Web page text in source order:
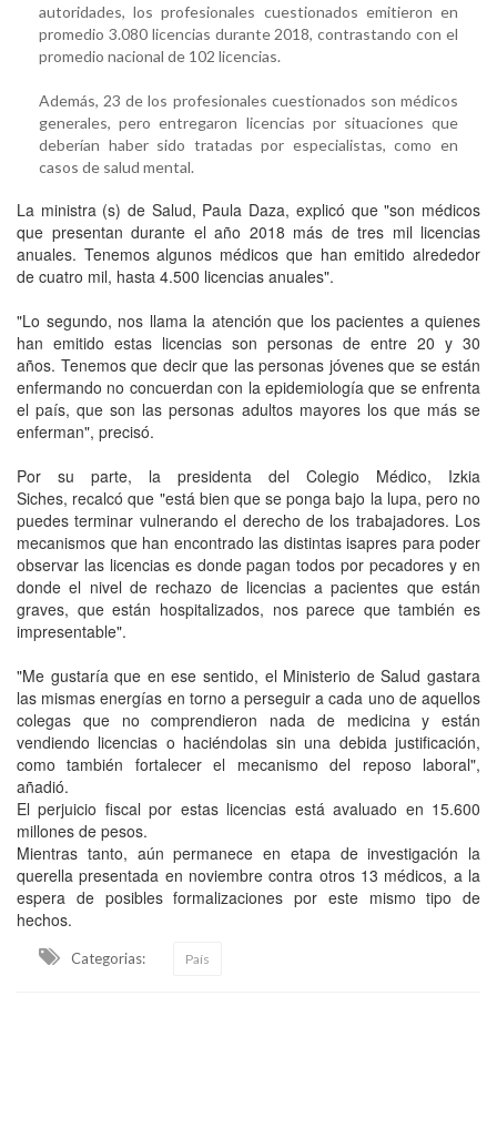
autoridades, los profesionales cuestionados emitieron en
promedio 3.080 licencias durante 2018, contrastando con el
promedio nacional de 102 licencias.
Además, 23 de los profesionales cuestionados son médicos
generales, pero entregaron licencias por situaciones que
deberían haber sido tratadas por especialistas, como en
casos de salud mental.
La ministra (s) de Salud, Paula Daza, explicó que "son médicos
que presentan durante el año 2018 más de tres mil licencias
anuales. Tenemos algunos médicos que han emitido alrededor
de cuatro mil, hasta 4.500 licencias anuales".
"Lo segundo, nos llama la atención que los pacientes a quienes
han emitido estas licencias son personas de entre 20 y 30
años. Tenemos que decir que las personas jóvenes que se están
enfermando no concuerdan con la epidemiología que se enfrenta
el país, que son las personas adultos mayores los que más se
enferman", precisó.
Por su parte, la presidenta del Colegio Médico, Izkia
Siches, recalcó que "está bien que se ponga bajo la lupa, pero no
puedes terminar vulnerando el derecho de los trabajadores. Los
mecanismos que han encontrado las distintas isapres para poder
observar las licencias es donde pagan todos por pecadores y en
donde el nivel de rechazo de licencias a pacientes que están
graves, que están hospitalizados, nos parece que también es
impresentable".
"Me gustaría que en ese sentido, el Ministerio de Salud gastara
las mismas energías en torno a perseguir a cada uno de aquellos
colegas que no comprendieron nada de medicina y están
vendiendo licencias o haciéndolas sin una debida justificación,
como también fortalecer el mecanismo del reposo laboral",
añadió.
El perjuicio fiscal por estas licencias está avaluado en 15.600
millones de pesos.
Mientras tanto, aún permanece en etapa de investigación la
querella presentada en noviembre contra otros 13 médicos, a la
espera de posibles formalizaciones por este mismo tipo de
hechos.
Categorias: País